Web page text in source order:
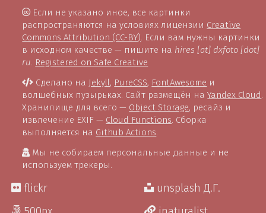
Если не указано иное, все картинки
распространяются на условиях лицензии Creative
Commons Attribution (CC-BY). Если вам нужны картинки
в исходном качестве — пишите на hires [at] dxfoto [dot]
ru. Registered on Safe Creative
Сделано на Jekyll, PureCSS, FontAwesome и
волшебных пузырьках. Сайт размещён наYandex Cloud .
Хранилище для всего — Object Storage, ресайз и
извлечение EXIF — Cloud Functions. Сборка
выполняется на Github Actions.
Мы не собираем персональные данные и не
используем трекеры.
flickr
unsplash Д.Г.